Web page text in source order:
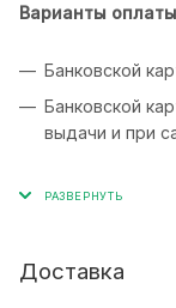
Варианты
Банковской
Банковской
выдачи и при
Доставка